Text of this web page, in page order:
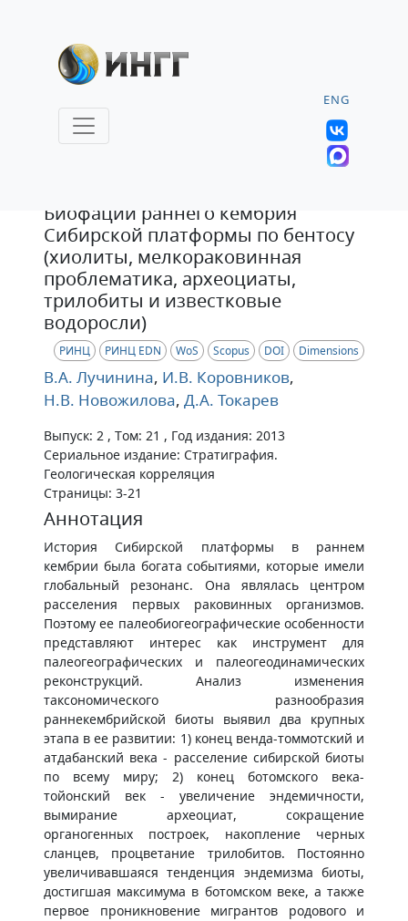
ENG
Биофации раннего кембрия
Сибирской платформы по бентосу
(хиолиты, мелкораковинная
проблематика, археоциаты,
трилобиты и известковые
водоросли)
РИНЦ РИНЦ EDN WoS Scopus DOI Dimensions
В.А. Лучинина, И.В. Коровников,
Н.В. Новожилова, Д.А. Токарев
Выпуск: 2 , Том: 21 , Год издания: 2013
Сериальное издание: Стратиграфия.
Геологическая корреляция
Страницы: 3-21
Аннотация
История Сибирской платформы в раннем
кембрии была богата событиями, которые имели
глобальный резонанс. Она являлась центром
расселения первых раковинных организмов.
Поэтому ее палеобиогеографические особенности
представляют интерес как инструмент для
палеогеографических и палеогеодинамических
реконструкций. Анализ изменения
таксономического разнообразия
раннекембрийской биоты выявил два крупных
этапа в ее развитии: 1) конец венда-томмотский и
атдабанский века - расселение сибирской биоты
по всему миру; 2) конец ботомского века-
тойонский век - увеличение эндемичности,
вымирание археоциат, сокращение
органогенных построек, накопление черных
сланцев, процветание трилобитов. Постоянно
увеличивавшаяся тенденция эндемизма биоты,
достигшая максимума в ботомском веке, а также
первое проникновение мигрантов родового и